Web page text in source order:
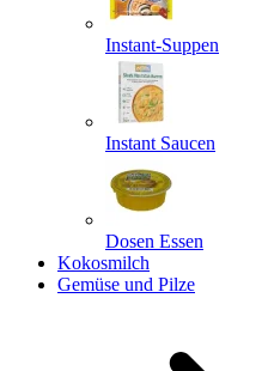
Instant-Suppen
Instant Saucen
Dosen Essen
Kokosmilch
Gemüse und Pilze